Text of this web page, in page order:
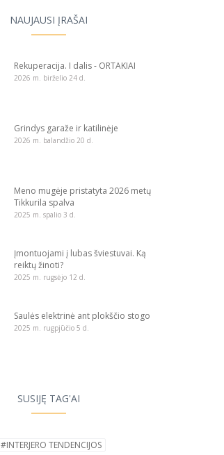
NAUJAUSI ĮRAŠAI
Rekuperacija. I dalis - ORTAKIAI
2026 m. birželio 24 d.
Grindys garaže ir katilinėje
2026 m. balandžio 20 d.
Meno mugėje pristatyta 2026 metų
Tikkurila spalva
2025 m. spalio 3 d.
Įmontuojami į lubas šviestuvai. Ką
reiktų žinoti?
2025 m. rugsėjo 12 d.
Saulės elektrinė ant plokščio stogo
2025 m. rugpjūčio 5 d.
SUSIJĘ TAG'AI
#INTERJERO TENDENCIJOS